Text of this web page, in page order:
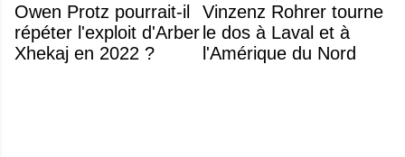
Owen Protz pourrait-il
répéter l'exploit d'Arber
Xhekaj en 2022 ?
Vinzenz Rohrer tourne
le dos à Laval et à
l'Amérique du Nord